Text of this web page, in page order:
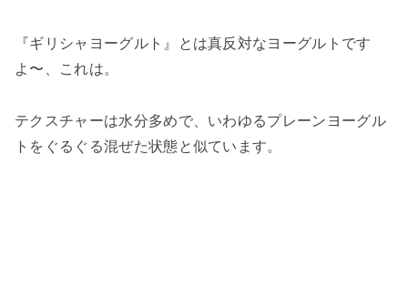
『ギリシャヨーグルト』とは真反対なヨーグルトです
よ〜、これは。
テクスチャーは水分多めで、いわゆるプレーンヨーグル
トをぐるぐる混ぜた状態と似ています。